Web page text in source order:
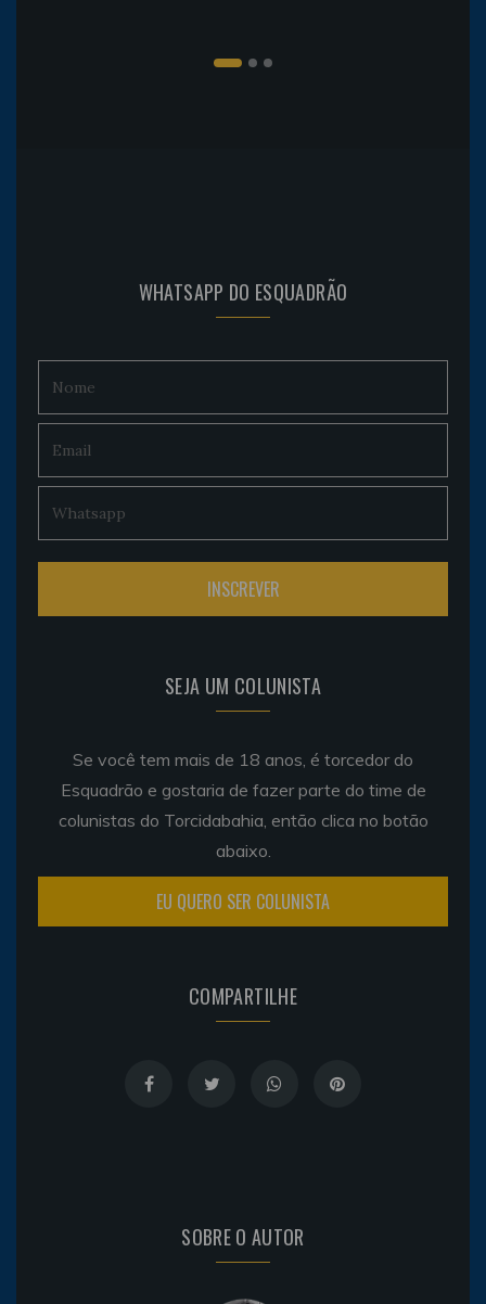
WHATSAPP DO ESQUADRÃO
SEJA UM COLUNISTA
Se você tem mais de 18 anos, é torcedor do
Esquadrão e gostaria de fazer parte do time de
colunistas do Torcidabahia, então clica no botão
abaixo.
EU QUERO SER COLUNISTA
COMPARTILHE
SOBRE O AUTOR